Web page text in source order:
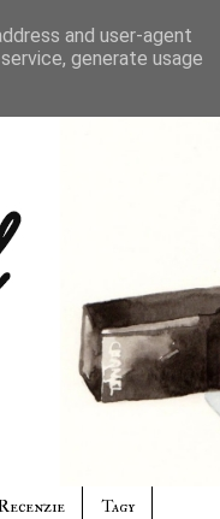
Tagy
and user-agent
generate usage